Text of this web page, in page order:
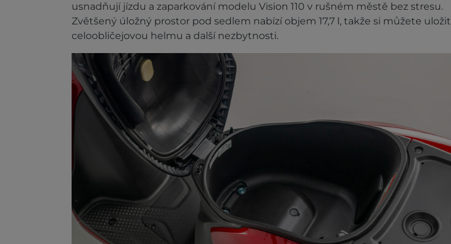
usnadňují jízdu a zaparkování modelu Vision 110 v rušném městě bez stresu.
Zvětšený úložný prostor pod sedlem nabízí objem 17,7 l, takže si můžete uložit
celoobličejovou helmu a další nezbytnosti.